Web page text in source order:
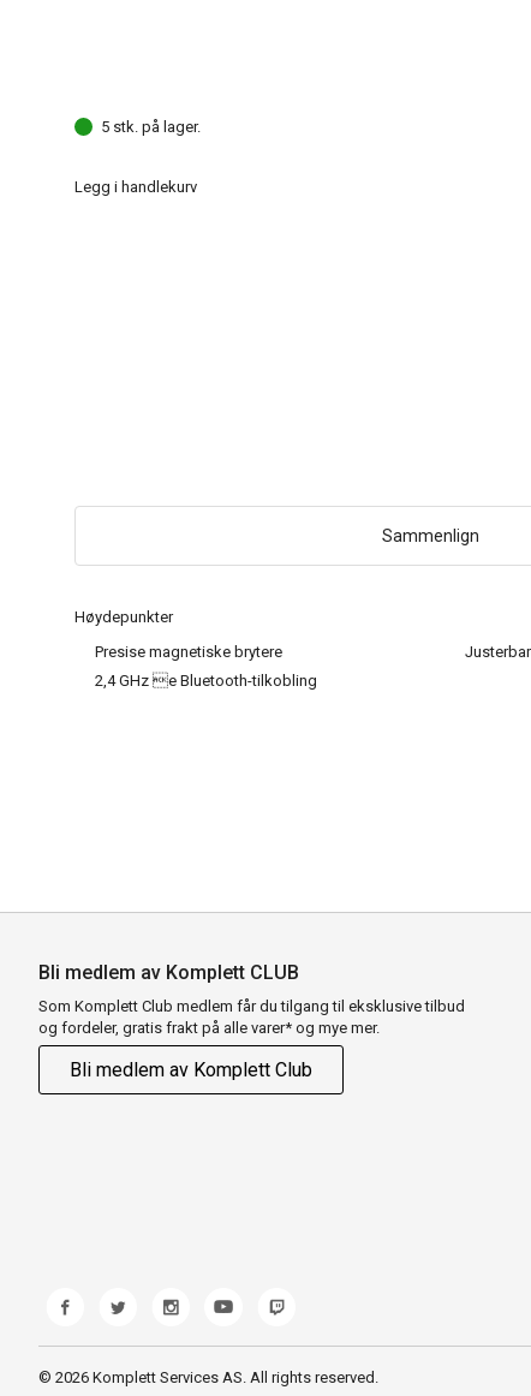
Høydepunkter
Presise magnetiske brytere
2,4 GHz e Bluetooth-tilkobling
5 stk. på lager.
Legg i handlekurv
Sammenlign
Bli medlem av Komplett CLUB
Som Komplett Club medlem får du tilgang til eksklusive tilbud
og fordeler, gratis frakt på alle varer* og mye mer.
Bli medlem av Komplett Club
© 2026 Komplett Services AS. All rights reserved.